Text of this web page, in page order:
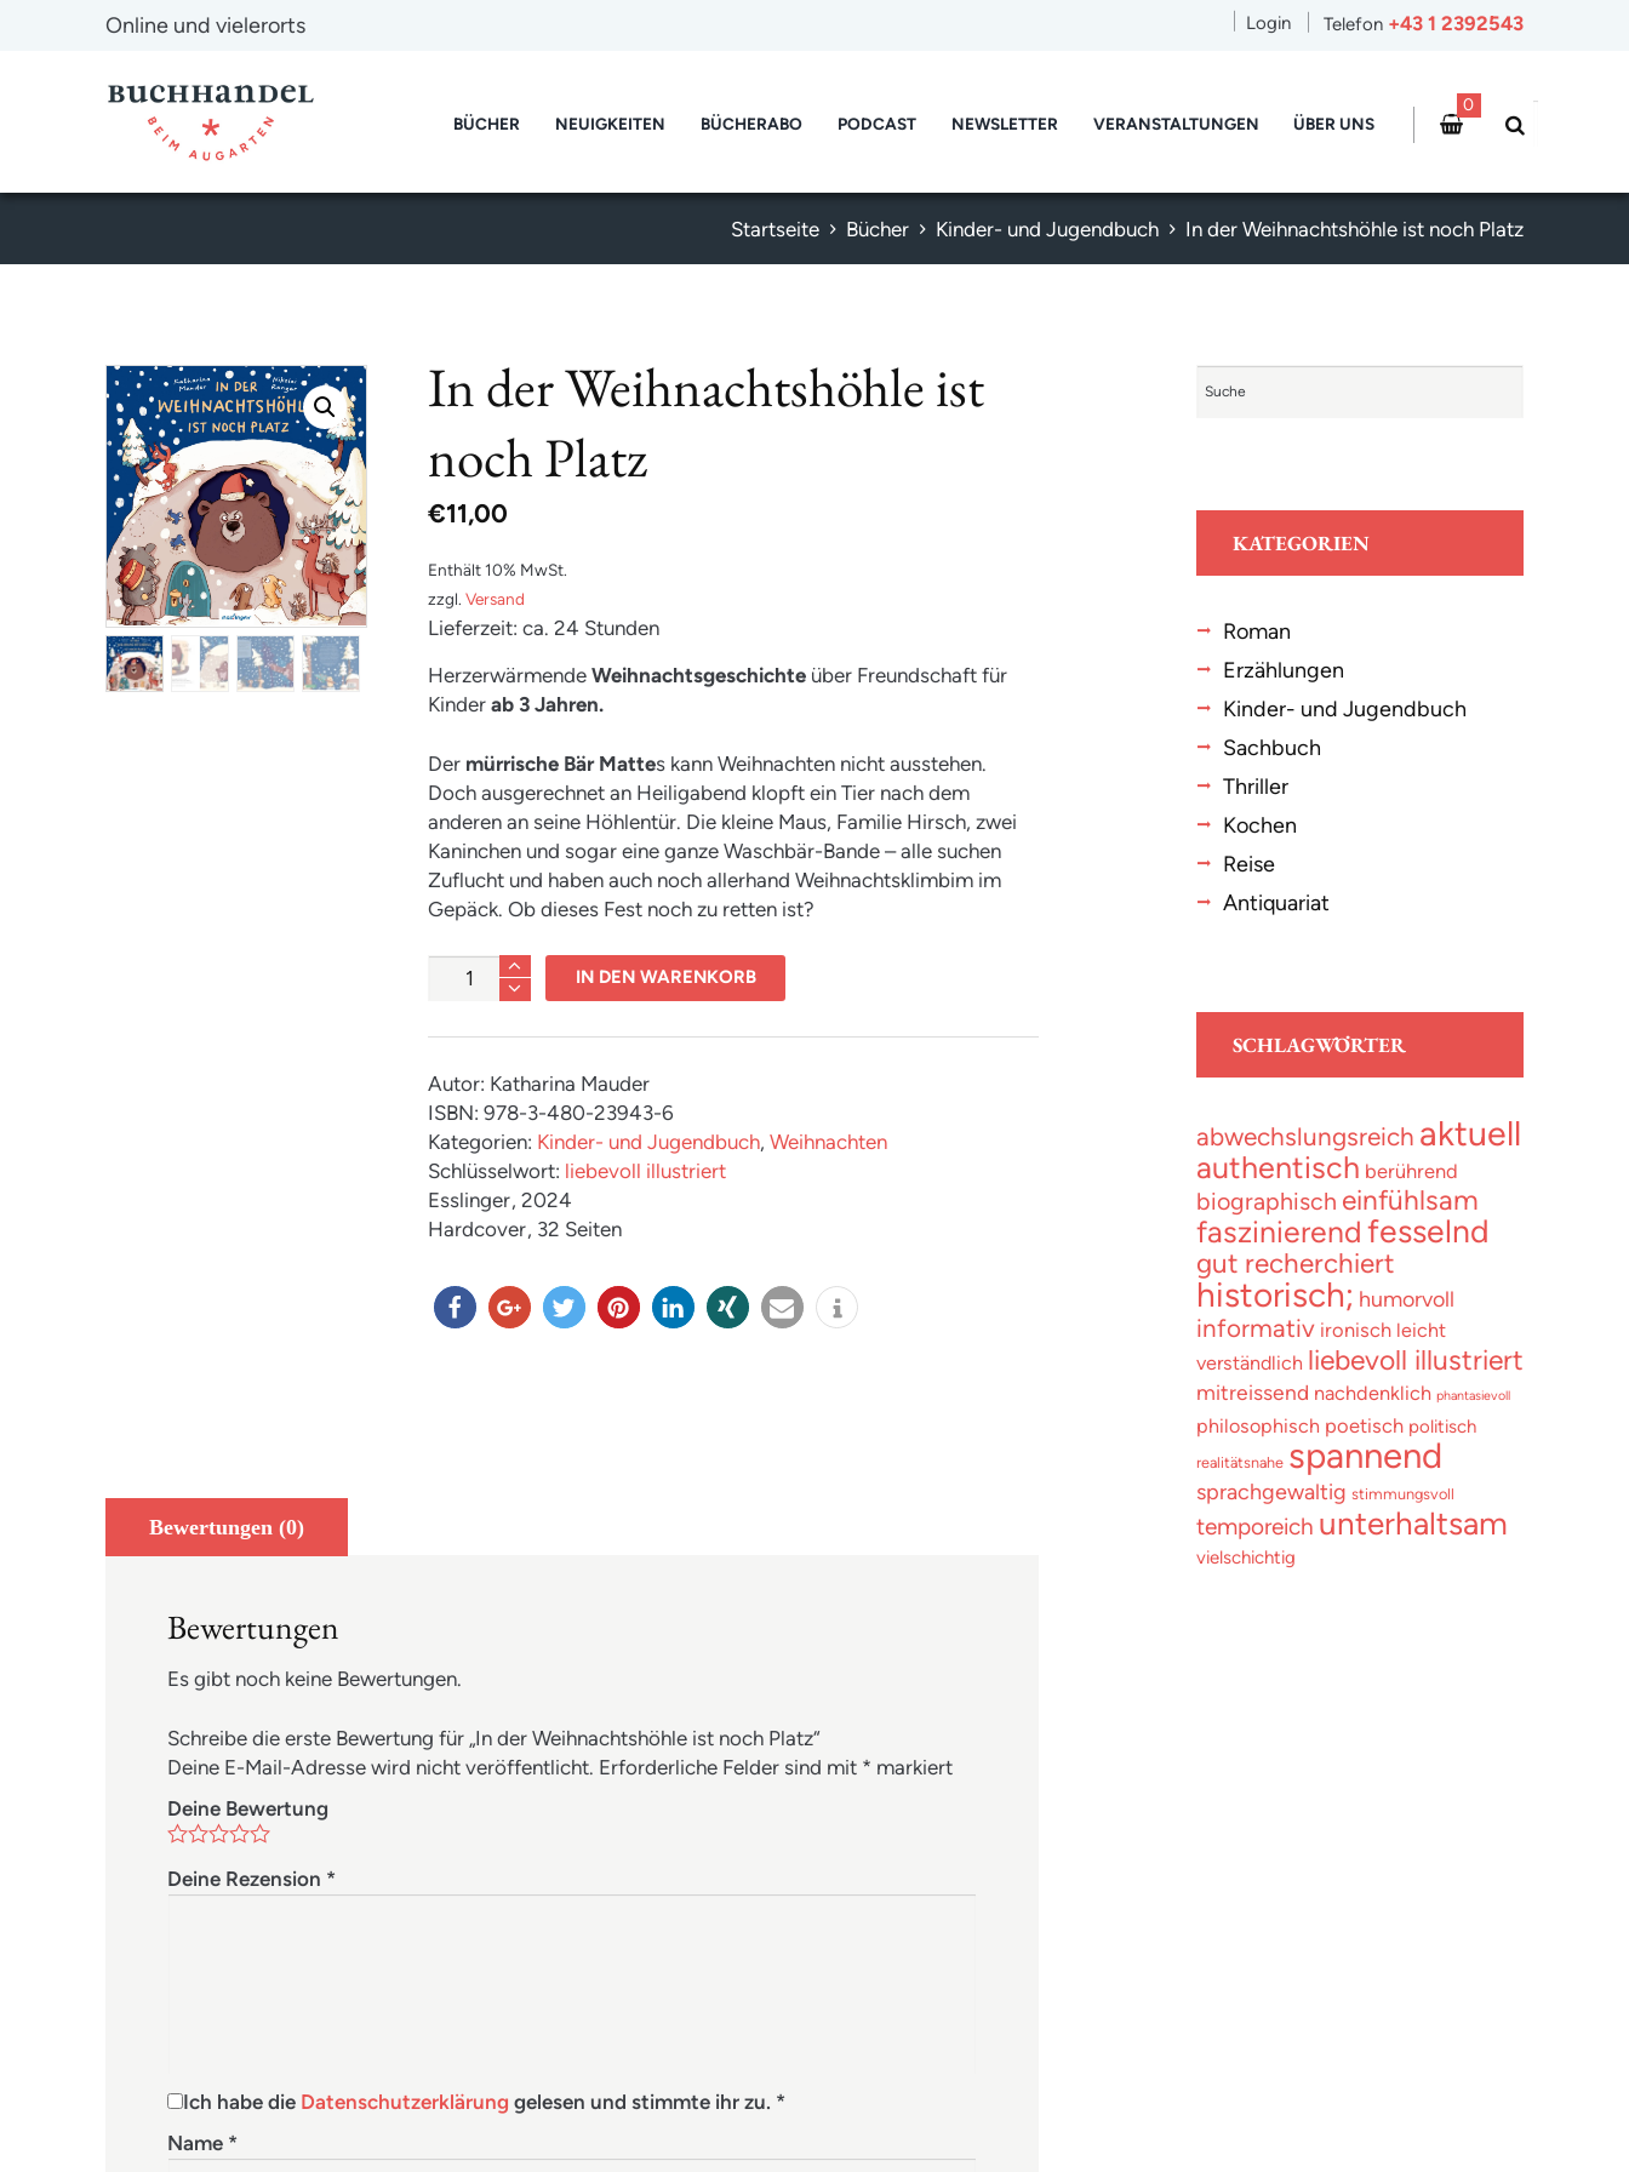
Online und vielerorts Telefon +43 1 2392543
Login
BÜCHER NEUIGKEITEN BÜCHERABO PODCAST NEWSLETTER VERANSTALTUNGEN ÜBER UNS
0
Startseite Bücher Kinder- und Jugendbuch In der Weihnachtshöhle ist noch Platz
In der Weihnachtshöhle ist
noch Platz
€11,00
Enthält 10% MwSt.
zzgl. Versand
Lieferzeit: ca. 24 Stunden
Herzerwärmende Weihnachtsgeschichteüber Freundschaft für
Kinder ab 3 Jahren.
Der mürrische Bär Mattes kann Weihnachten nicht ausstehen.
Doch ausgerechnet an Heiligabend klopft ein Tier nach dem
anderen an seine Höhlentür. Die kleine Maus, Familie Hirsch, zwei
Kaninchen und sogar eine ganze Waschbär-Bande – alle suchen
Zuflucht und haben auch noch allerhand Weihnachtsklimbim im
Gepäck. Ob dieses Fest noch zu retten ist?
Anzahl IN DEN WARENKORB
Autor: Katharina Mauder
ISBN: 978-3-480-23943-6
Kategorien: Kinder- und Jugendbuch, Weihnachten
Schlüsselwort: liebevoll illustriert
Esslinger, 2024
Hardcover, 32 Seiten
Bewertungen (0)
Bewertungen
Es gibt noch keine Bewertungen.
Schreibe die erste Bewertung für „In der Weihnachtshöhle ist noch Platz“
Deine E-Mail-Adresse wird nicht veröffentlicht. Erforderliche Felder sind mit * markiert
Deine Bewertung
Deine Rezension *
Ich habe die Datenschutzerklärung gelesen und stimmte ihr zu. *
Name *
KATEGORIEN
Roman
Erzählungen
Kinder- und Jugendbuch
Sachbuch
Thriller
Kochen
Reise
Antiquariat
SCHLAGWÖRTER
abwechslungsreich aktuell
authentisch berührend
biographisch einfühlsam
faszinierend fesselnd
gut recherchiert
historisch; humorvoll
informativ ironisch leicht
verständlich liebevoll illustriert
mitreissend nachdenklich phantasievoll
philosophisch poetisch politisch
realitätsnahe spannend
sprachgewaltig stimmungsvoll
temporeich unterhaltsam
vielschichtig